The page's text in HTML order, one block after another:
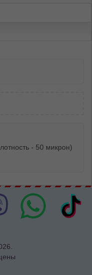
- 50 микрон)